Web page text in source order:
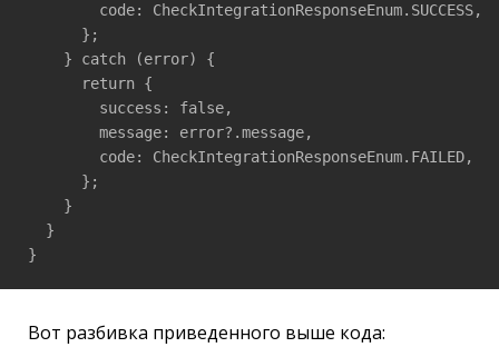
        code: CheckIntegrationResponseEnum.SUCCESS,
      };
    } catch (error) {
      return {
        success: false,
        message: error?.message,
        code: CheckIntegrationResponseEnum.FAILED,
      };
    }
  }
}
Вот разбивка приведенного выше кода: